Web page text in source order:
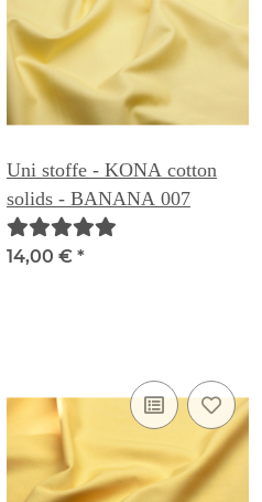
Uni stoffe - KONA cotton
solids - BANANA 007
14,00 € *